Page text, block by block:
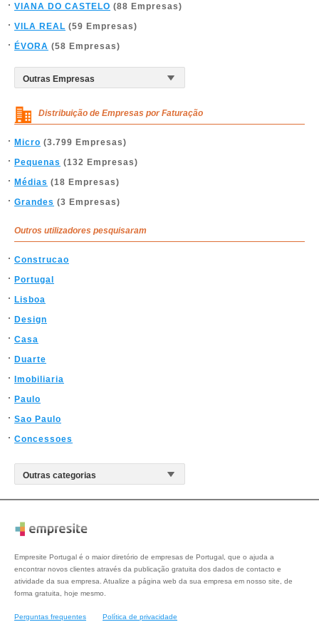
VIANA DO CASTELO (88 Empresas)
VILA REAL (59 Empresas)
ÉVORA (58 Empresas)
Distribuição de Empresas por Faturação
Micro (3.799 Empresas)
Pequenas (132 Empresas)
Médias (18 Empresas)
Grandes (3 Empresas)
Outros utilizadores pesquisaram
Construcao
Portugal
Lisboa
Design
Casa
Duarte
Imobiliaria
Paulo
Sao Paulo
Concessoes
Empresite Portugal é o maior diretório de empresas de Portugal, que o ajuda a
encontrar novos clientes através da publicação gratuita dos dados de contacto e
atividade da sua empresa. Atualize a página web da sua empresa em nosso site, de
forma gratuita, hoje mesmo.
Perguntas frequentes Política de privacidade